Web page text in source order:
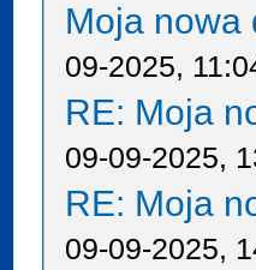
Moja nowa
09-2025,
RE: Moja
09-09-2025,
RE: Moja
09-09-2025,